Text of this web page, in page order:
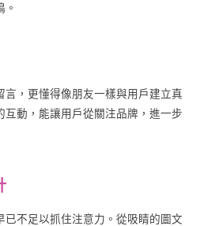
。
言，更懂得像朋友一樣與用戶建立真
互動，能讓用戶從關注品牌，進一步
已不足以抓住注意力。從吸睛的圖文